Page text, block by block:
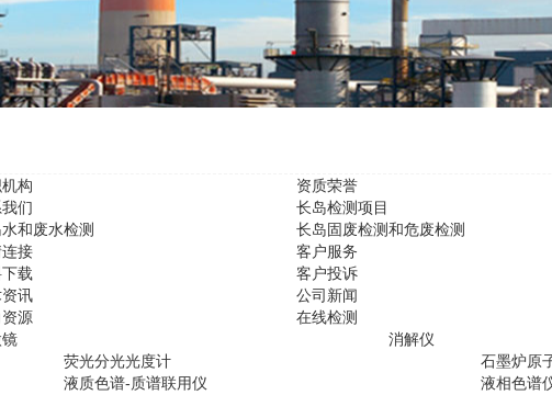
构 资质荣誉
们 长岛检测项目
和废水检测 长岛固废检测和危废检测
接 客户服务
载 客户投诉
讯 公司新闻
资源 在线检测
消解仪
荧光分光光度计
石墨炉原
液质色谱-质谱联用仪
液相色谱